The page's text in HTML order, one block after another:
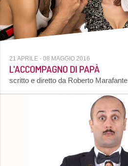
21 APRILE - 08 MAGGIO 2016
L'ACCOMPAGNO DI PAPÀ
scritto e diretto da Roberto Marafante